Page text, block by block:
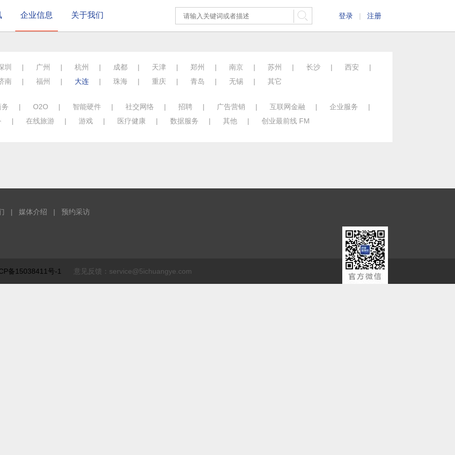
企业信息 关于我们 登录 | 注册
圳 | 广州 | 杭州 | 成都 | 天津 | 郑州 | 南京 | 苏州 | 长沙 | 西安
|
南 | 福州 | 大连 | 珠海 | 重庆 | 青岛 | 无锡 | 其它
| O2O | 智能硬件 | 社交网络 | 招聘 | 广告营销 | 互联网金融 | 企业服务
|
| 在线旅游 | 游戏 | 医疗健康 | 数据服务 | 其他 | 创业最前线 FM
| 媒体介绍 | 预约采访
备15038411号-1 意见反馈：service@5ichuangye.com